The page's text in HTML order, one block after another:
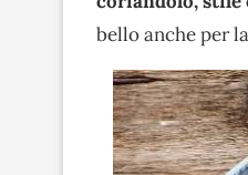
bello anche per